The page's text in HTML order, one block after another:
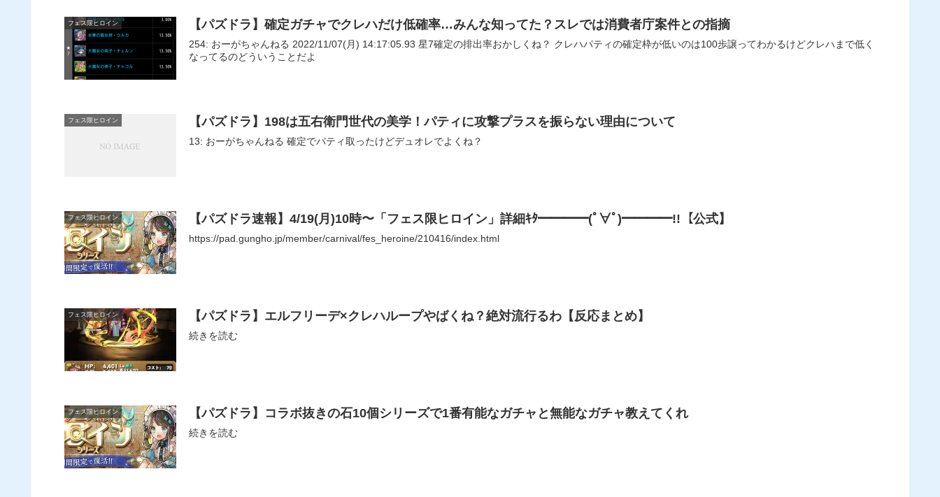
フェス限ヒロイン 【パズドラ】確定ガチャでクレハだけ低確率…みんな知ってた？スレでは消費者庁案件との指摘
254: おーがちゃんねる 2022/11/07(月) 14:17:05.93 星7確定の排出率おかしくね？ クレハパティの確定枠が低いのは100歩譲ってわかるけどクレハまで低く
なってるのどういうことだよ
フェス限ヒロイン 【パズドラ】198は五右衛門世代の美学！パティに攻撃プラスを振らない理由について
13: おーがちゃんねる 確定でパティ取ったけどデュオレでよくね？
フェス限ヒロイン 【パズドラ速報】4/19(月)10時〜「フェス限ヒロイン」詳細ｷﾀ━━━━(ﾟ∀ﾟ)━━━━!!【公式】
https://pad.gungho.jp/member/carnival/fes_heroine/210416/index.html
フェス限ヒロイン 【パズドラ】エルフリーデ×クレハループやばくね？絶対流行るわ【反応まとめ】
続きを読む
フェス限ヒロイン 【パズドラ】コラボ抜きの石10個シリーズで1番有能なガチャと無能なガチャ教えてくれ
続きを読む